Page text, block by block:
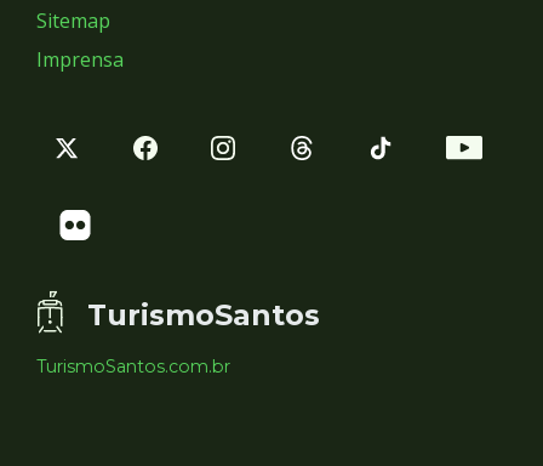
Sitemap
Imprensa
TurismoSantos
TurismoSantos.com.br